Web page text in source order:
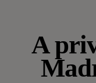
A